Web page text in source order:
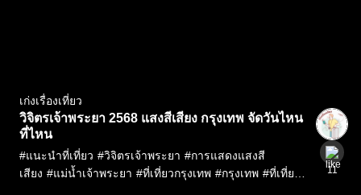
เก่งเรื่องเที่ยว
วิจิตรเจ้าพระยา 2568 แสงสีเสียง กรุงเทพ จัดวันไหน
ที่ไหน
#แนะนำที่เที่ยว #วิจิตรเจ้าพระยา #การแสดงแสงสี
เสียง #แม่น้ำเจ้าพระยา #ที่เที่ยวกรุงเทพ #กรุงเทพ #ที่เที่ยว
11